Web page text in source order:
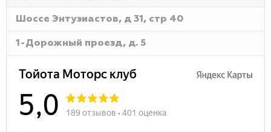
Шоссе Энтузиастов, д 31, стр 40
1-Дорожный проезд, д. 5